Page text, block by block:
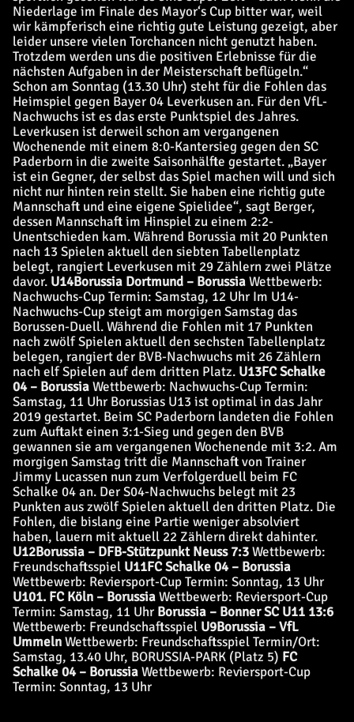
Niederlage im Finale des Mayor‘s Cup bitter war, weil
wir kämpferisch eine richtig gute Leistung gezeigt, aber
leider unsere vielen Torchancen nicht genutzt haben.
Trotzdem werden uns die positiven Erlebnisse für die
nächsten Aufgaben in der Meisterschaft beflügeln.“
Schon am Sonntag (13.30 Uhr) steht für die Fohlen das
Heimspiel gegen Bayer 04 Leverkusen an. Für den VfL-
Nachwuchs ist es das erste Punktspiel des Jahres.
Leverkusen ist derweil schon am vergangenen
Wochenende mit einem 8:0-Kantersieg gegen den SC
Paderborn in die zweite Saisonhälfte gestartet. „Bayer
ist ein Gegner, der selbst das Spiel machen will und sich
nicht nur hinten rein stellt. Sie haben eine richtig gute
Mannschaft und eine eigene Spielidee“, sagt Berger,
dessen Mannschaft im Hinspiel zu einem 2:2-
Unentschieden kam. Während Borussia mit 20 Punkten
nach 13 Spielen aktuell den siebten Tabellenplatz
belegt, rangiert Leverkusen mit 29 Zählern zwei Plätze
davor. U14Borussia Dortmund – BorussiaWettbewerb:
Nachwuchs-Cup Termin: Samstag, 12 Uhr Im U14-
Nachwuchs-Cup steigt am morgigen Samstag das
Borussen-Duell. Während die Fohlen mit 17 Punkten
nach zwölf Spielen aktuell den sechsten Tabellenplatz
belegen, rangiert der BVB-Nachwuchs mit 26 Zählern
nach elf Spielen auf dem dritten Platz. U13FC Schalke
04 – BorussiaWettbewerb: Nachwuchs-Cup Termin:
Samstag, 11 Uhr Borussias U13 ist optimal in das Jahr
2019 gestartet. Beim SC Paderborn landeten die Fohlen
zum Auftakt einen 3:1-Sieg und gegen den BVB
gewannen sie am vergangenen Wochenende mit 3:2. Am
morgigen Samstag tritt die Mannschaft von Trainer
Jimmy Lucassen nun zum Verfolgerduell beim FC
Schalke 04 an. Der S04-Nachwuchs belegt mit 23
Punkten aus zwölf Spielen aktuell den dritten Platz. Die
Fohlen, die bislang eine Partie weniger absolviert
haben, lauern mit aktuell 22 Zählern direkt dahinter.
U12Borussia – DFB-Stützpunkt Neuss 7:3Wettbewerb:
Freundschaftsspiel U11FC Schalke 04 – Borussia
Wettbewerb: Reviersport-Cup Termin: Sonntag, 13 Uhr
U101. FC Köln – BorussiaWettbewerb: Reviersport-Cup
Termin: Samstag, 11 Uhr Borussia – Bonner SC U11 13:6
Wettbewerb: Freundschaftsspiel U9Borussia – VfL
UmmelnWettbewerb: Freundschaftsspiel Termin/Ort:
Samstag, 13.40 Uhr, BORUSSIA-PARK (Platz 5) FC
Schalke 04 – BorussiaWettbewerb: Reviersport-Cup
Termin: Sonntag, 13 Uhr